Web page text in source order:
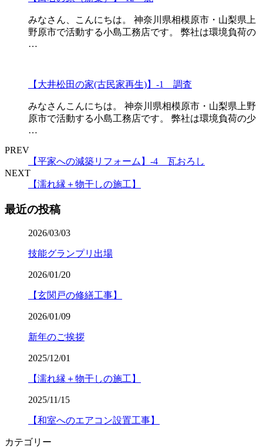
みなさん、こんにちは。 神奈川県相模原市・山梨県上
野原市で活動する小島工務店です。 弊社は環境負荷の
…
【大井松田の家(古民家再生)】-1 調査
みなさんこんにちは。 神奈川県相模原市・山梨県上野
原市で活動する小島工務店です。 弊社は環境負荷の少
…
PREV
【平家への減築リフォーム】-4 瓦おろし
NEXT
【濡れ縁＋物干しの施工】
最近の投稿
2026/03/03
技能グランプリ出場
2026/01/20
【玄関戸の修繕工事】
2026/01/09
新年のご挨拶
2025/12/01
【濡れ縁＋物干しの施工】
2025/11/15
【和室へのエアコン設置工事】
カテゴリー